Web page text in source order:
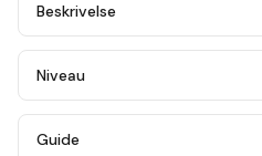
Beskrivelse
Niveau
Guide